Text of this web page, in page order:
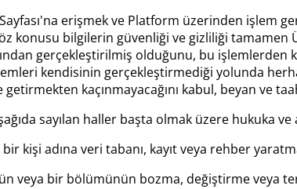
erişmek ve Platform üzerinden işlem
konusu bilgilerin güvenliği ve gizliliği tamamen
gerçekleştirilmiş olduğunu, bu
kendisinin gerçekleştirmediği yolunda
kaçınmayacağını kabul, beyan ve
sayılan haller başta olmak üzere hukuka ve
kişi adına veri tabanı, kayıt veya rehber
veya bir bölümünün bozma, değiştirme veya